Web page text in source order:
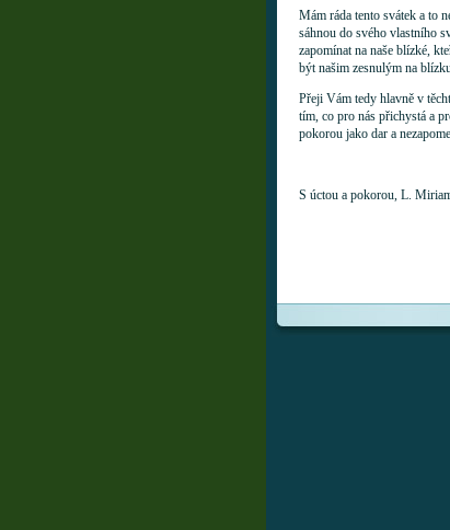
Mám ráda tento svátek a to
sáhnou do svého vlastního
zapomínat na naše blízké,
být našim zesnulým na
Přeji Vám tedy hlavně v
tím, co pro nás přichystá a
pokorou jako dar a
S úctou a pokorou, L.